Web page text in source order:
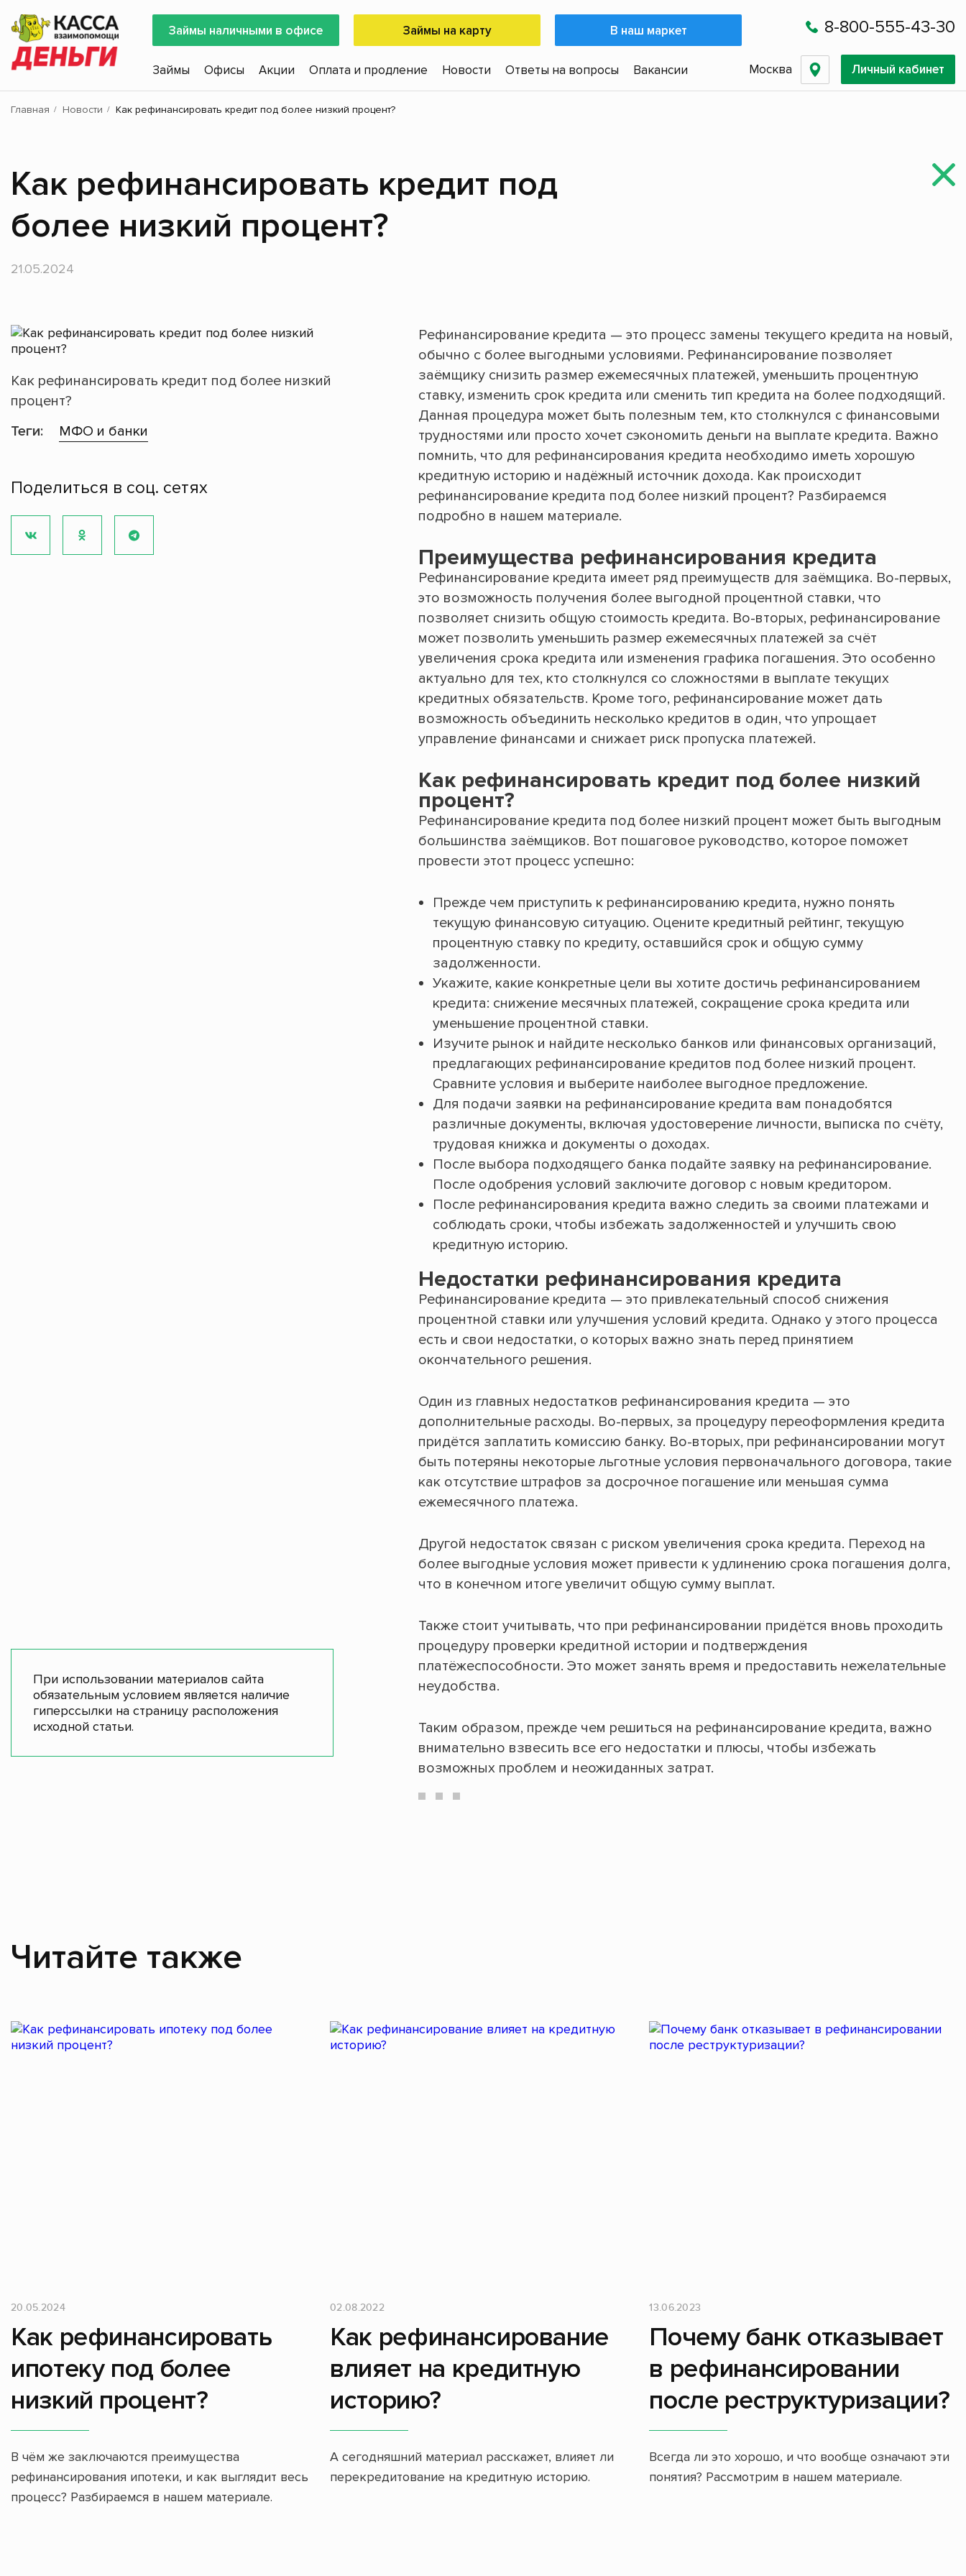
Займы наличными в офисе Займы на карту В наш маркет 8-800-555-43-30
Займы Офисы Акции Оплата и продление Новости Ответы на вопросы Вакансии Москва Личный кабинет
Главная Новости Как рефинансировать кредит под более низкий процент?
Как рефинансировать кредит под
более низкий процент?
21.05.2024
Как рефинансировать кредит под более низкий
процент?
Теги:
МФО и банки
Поделиться в соц. сетях
При использовании материалов сайта
обязательным условием является наличие
гиперссылки на страницу расположения
исходной статьи.
Рефинансирование кредита — это процесс замены текущего кредита на новый,
обычно с более выгодными условиями. Рефинансирование позволяет
заёмщику снизить размер ежемесячных платежей, уменьшить процентную
ставку, изменить срок кредита или сменить тип кредита на более подходящий.
Данная процедура может быть полезным тем, кто столкнулся с финансовыми
трудностями или просто хочет сэкономить деньги на выплате кредита. Важно
помнить, что для рефинансирования кредита необходимо иметь хорошую
кредитную историю и надёжный источник дохода. Как происходит
рефинансирование кредита под более низкий процент? Разбираемся
подробно в нашем материале.
Преимущества рефинансирования кредита
Рефинансирование кредита имеет ряд преимуществ для заёмщика. Во-первых,
это возможность получения более выгодной процентной ставки, что
позволяет снизить общую стоимость кредита. Во-вторых, рефинансирование
может позволить уменьшить размер ежемесячных платежей за счёт
увеличения срока кредита или изменения графика погашения. Это особенно
актуально для тех, кто столкнулся со сложностями в выплате текущих
кредитных обязательств. Кроме того, рефинансирование может дать
возможность объединить несколько кредитов в один, что упрощает
управление финансами и снижает риск пропуска платежей.
Как рефинансировать кредит под более низкий
процент?
Рефинансирование кредита под более низкий процент может быть выгодным
большинства заёмщиков. Вот пошаговое руководство, которое поможет
провести этот процесс успешно:
Прежде чем приступить к рефинансированию кредита, нужно понять
текущую финансовую ситуацию. Оцените кредитный рейтинг, текущую
процентную ставку по кредиту, оставшийся срок и общую сумму
задолженности.
Укажите, какие конкретные цели вы хотите достичь рефинансированием
кредита: снижение месячных платежей, сокращение срока кредита или
уменьшение процентной ставки.
Изучите рынок и найдите несколько банков или финансовых организаций,
предлагающих рефинансирование кредитов под более низкий процент.
Сравните условия и выберите наиболее выгодное предложение.
Для подачи заявки на рефинансирование кредита вам понадобятся
различные документы, включая удостоверение личности, выписка по счёту,
трудовая книжка и документы о доходах.
После выбора подходящего банка подайте заявку на рефинансирование.
После одобрения условий заключите договор с новым кредитором.
После рефинансирования кредита важно следить за своими платежами и
соблюдать сроки, чтобы избежать задолженностей и улучшить свою
кредитную историю.
Недостатки рефинансирования кредита
Рефинансирование кредита — это привлекательный способ снижения
процентной ставки или улучшения условий кредита. Однако у этого процесса
есть и свои недостатки, о которых важно знать перед принятием
окончательного решения.
Один из главных недостатков рефинансирования кредита — это
дополнительные расходы. Во-первых, за процедуру переоформления кредита
придётся заплатить комиссию банку. Во-вторых, при рефинансировании могут
быть потеряны некоторые льготные условия первоначального договора, такие
как отсутствие штрафов за досрочное погашение или меньшая сумма
ежемесячного платежа.
Другой недостаток связан с риском увеличения срока кредита. Переход на
более выгодные условия может привести к удлинению срока погашения долга,
что в конечном итоге увеличит общую сумму выплат.
Также стоит учитывать, что при рефинансировании придётся вновь проходить
процедуру проверки кредитной истории и подтверждения
платёжеспособности. Это может занять время и предоставить нежелательные
неудобства.
Таким образом, прежде чем решиться на рефинансирование кредита, важно
внимательно взвесить все его недостатки и плюсы, чтобы избежать
возможных проблем и неожиданных затрат.
Читайте также
20.05.2024
Как рефинансировать
ипотеку под более
низкий процент?
В чём же заключаются преимущества
рефинансирования ипотеки, и как выглядит весь
процесс? Разбираемся в нашем материале.
02.08.2022
Как рефинансирование
влияет на кредитную
историю?
А сегодняшний материал расскажет, влияет ли
перекредитование на кредитную историю.
13.06.2023
Почему банк отказывает
в рефинансировании
после реструктуризации?
Всегда ли это хорошо, и что вообще означают эти
понятия? Рассмотрим в нашем материале.